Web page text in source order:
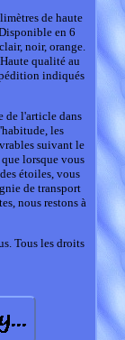
de haute
en 6
noir, orange.
qualité au
indiqués
de l'article dans
les
suivant le
lorsque vous
étoiles, vous
de transport
nous restons à
Tous les droits